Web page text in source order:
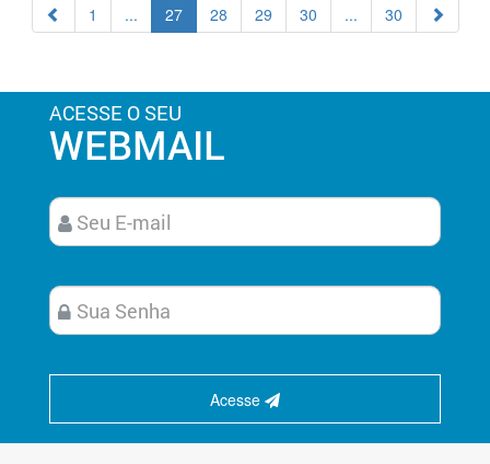
1 ... 27 28 29 30 ... 30
ACESSE O SEU
WEBMAIL
Acesse